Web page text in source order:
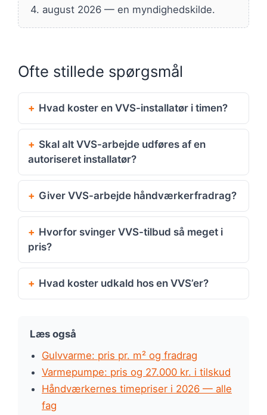
4. august 2026 — en myndighedskilde.
Ofte stillede spørgsmål
Hvad koster en VVS-installatør i timen?
Skal alt VVS-arbejde udføres af en
autoriseret installatør?
Giver VVS-arbejde håndværkerfradrag?
Hvorfor svinger VVS-tilbud så meget i
pris?
Hvad koster udkald hos en VVS’er?
Læs også
Gulvvarme: pris pr. m² og fradrag
Varmepumpe: pris og 27.000 kr. i tilskud
Håndværkernes timepriser i 2026 — alle
fag